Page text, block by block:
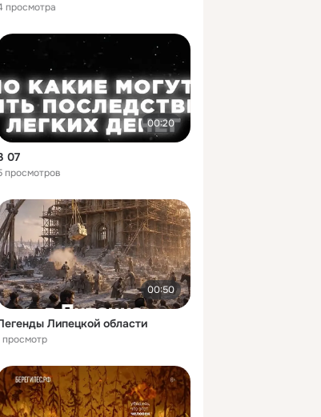
просмотра
00:20
07
просмотров
00:50
Липецкой области
просмотр